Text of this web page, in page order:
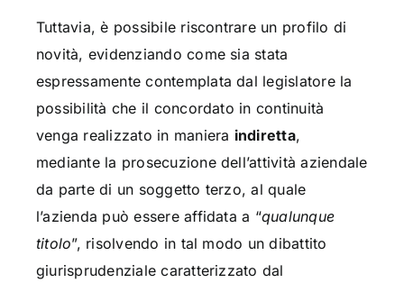
Tuttavia, è possibile riscontrare un profilo di
novità, evidenziando come sia stata
espressamente contemplata dal legislatore la
possibilità che il concordato in continuità
venga realizzato in maniera indiretta,
mediante la prosecuzione dell’attività aziendale
da parte di un soggetto terzo, al quale
l’azienda può essere affidata a “qualunque
titolo”, risolvendo in tal modo un dibattito
giurisprudenziale caratterizzato dal